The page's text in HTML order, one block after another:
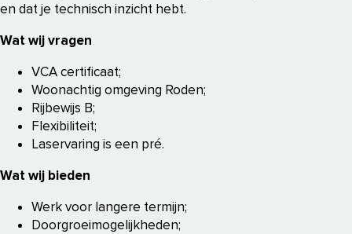
en dat je technisch inzicht hebt.
Wat wij vragen
VCA certificaat;
Woonachtig omgeving Roden;
Rijbewijs B;
Flexibiliteit;
Laservaring is een pré.
Wat wij bieden
Werk voor langere termijn;
Doorgroeimogelijkheden;